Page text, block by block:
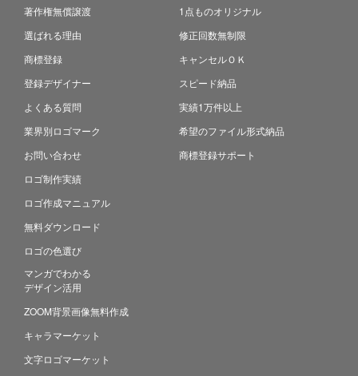
著作権無償譲渡
選ばれる理由
商標登録
登録デザイナー
よくある質問
業界別ロゴマーク
お問い合わせ
ロゴ制作実績
ロゴ作成マニュアル
無料ダウンロード
ロゴの色選び
マンガでわかる
デザイン活用
ZOOM背景画像無料作成
キャラマーケット
文字ロゴマーケット
1点ものオリジナル
修正回数無制限
キャンセルＯＫ
スピード納品
実績1万件以上
希望のファイル形式納品
商標登録サポート